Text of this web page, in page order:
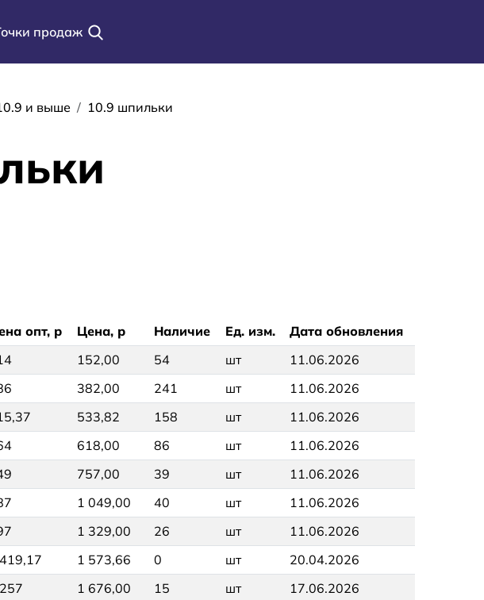
продаж
и выше 10.9 шпильки
опт, р Цена, р Наличие Ед. изм.
Дата обновления
152,00 54 шт
11.06.2026
382,00 241 шт
11.06.2026
533,82 158 шт
11.06.2026
618,00 86 шт
11.06.2026
757,00 39 шт
11.06.2026
1 049,00 40 шт
11.06.2026
1 329,00 26 шт
11.06.2026
1 573,66 0 шт
20.04.2026
1 676,00 15 шт
17.06.2026